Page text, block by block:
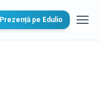
Prezență pe Edulio